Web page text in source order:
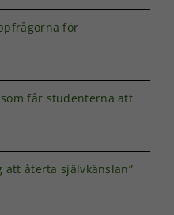
för
får studenterna att
att återta självkänslan”